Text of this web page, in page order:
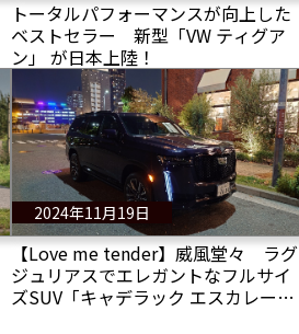
トータルパフォーマンスが向上した
ベストセラー 新型「VW ティグア
ン」 が日本上陸！
2024年11月19日
【Love me tender】威風堂々 ラグ
ジュリアスでエレガントなフルサイ
ズSUV「キャデラック エスカレード